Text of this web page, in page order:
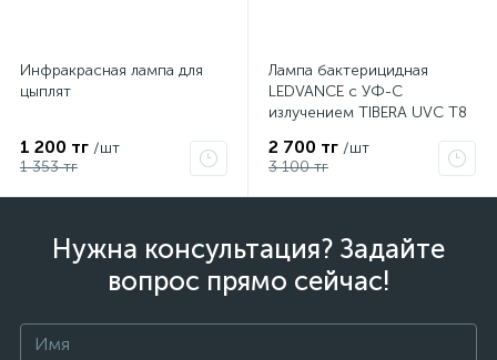
Инфракрасная лампа для
цыплят
1 200 тг /шт
1 353 тг
Лампа бактерицидная
LEDVANCE с УФ-С
излучением TIBERA UVC T8
2 700 тг /шт
3 100 тг
Нужна консультация? Задайте
вопрос прямо сейчас!